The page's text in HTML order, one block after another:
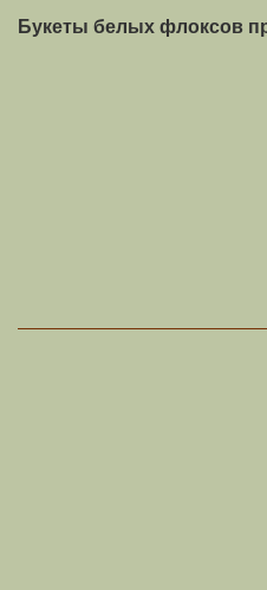
Букеты белых флоксов